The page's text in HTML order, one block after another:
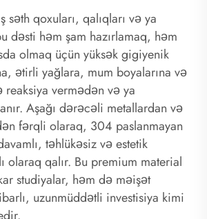
səth qoxuları, qalıqları və ya
dəsti həm şam hazırlamaq, həm
olmaq üçün yüksək gigiyenik
ətirli yağlara, mum boyalarına və
vermədən və ya
Aşağı dərəcəli metallardan və
fərqli olaraq, 304 paslanmayan
təhlükəsiz və estetik
olaraq qalır. Bu premium material
studiyalar, həm də məişət
uzunmüddətli investisiya kimi